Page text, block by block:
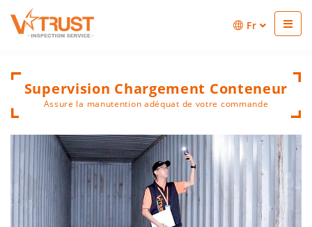
Fr
Supervision Chargement Conteneur
Assure la manutention adéquat de votre commande